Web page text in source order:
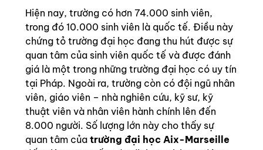
Hiện nay, trường có hơn 74.000 sinh viên,
trong đó 10.000 sinh viên là quốc tế. Điều này
chứng tỏ trường đại học đang thu hút được sự
quan tâm của sinh viên quốc tế và được đánh
giá là một trong những trường đại học có uy tín
tại Pháp. Ngoài ra, trường còn có đội ngũ nhân
viên, giáo viên – nhà nghiên cứu, kỹ sư, kỹ
thuật viên và nhân viên hành chính lên đến
8.000 người. Số lượng lớn này cho thấy sự
quan tâm của trường đại học Aix-Marseille